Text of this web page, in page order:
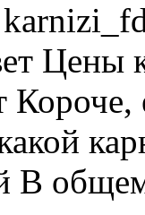
Цены
В